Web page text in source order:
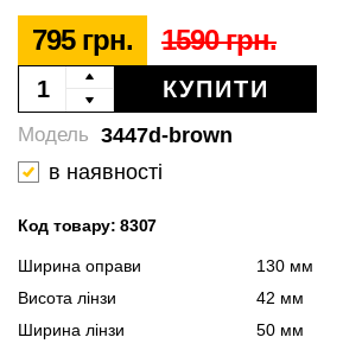
795 грн. 1590 грн.
КУПИТИ
3447d-brown
Модель
в наявності
Код товару: 8307
Ширина оправи
130 мм
Висота лінзи
42 мм
Ширина лінзи
50 мм